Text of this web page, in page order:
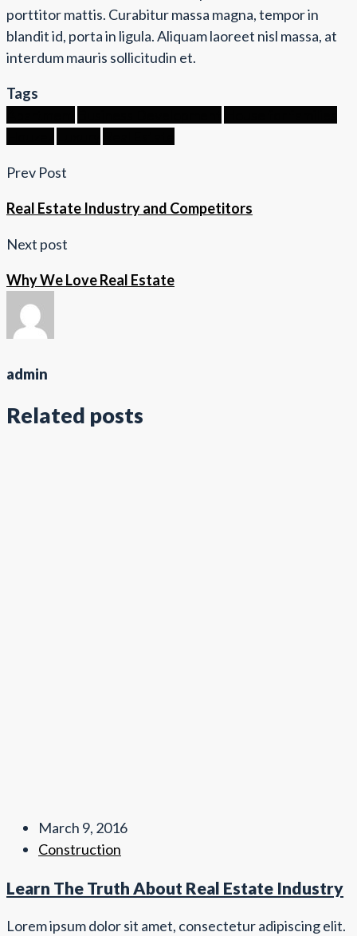
porttitor mattis. Curabitur massa magna, tempor in
blandit id, porta in ligula. Aliquam laoreet nisl massa, at
interdum mauris sollicitudin et.
Tags
Prev Post
Real Estate Industry and Competitors
Next post
Why We Love Real Estate
admin
Related posts
March 9, 2016
Construction
Learn The Truth About Real Estate Industry
Lorem ipsum dolor sit amet, consectetur adipiscing elit.